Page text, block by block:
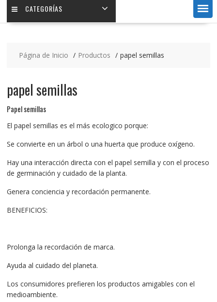
CATEGORÍAS
Página de Inicio Productos papel semillas
papel semillas
Papel semillas
El papel semillas es el más ecologico porque:
Se convierte en un árbol o una huerta que produce oxígeno.
Hay una interacción directa con el papel semilla y con el proceso
de germinación y cuidado de la planta.
Genera conciencia y recordación permanente.
BENEFICIOS:
Prolonga la recordación de marca.
Ayuda al cuidado del planeta.
Los consumidores prefieren los productos amigables con el
medioambiente.